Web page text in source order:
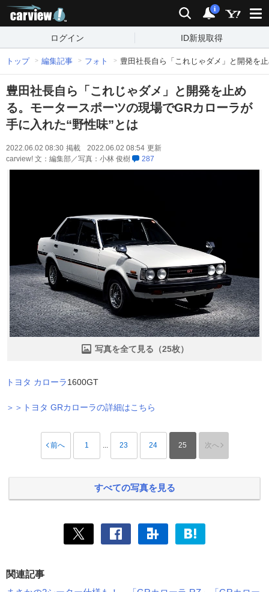
検索 通知
i
ログイン ID新規取得
トップ 編集記事 フォト 豊田社長自ら「これじゃダメ」と開発を
豊田社長自ら「これじゃダメ」と開発を止め
る。モータースポーツの現場でGRカローラが
手に入れた“野性味”とは
2022.06.02 08:30 掲載 2022.06.02 08:54 更新
carview! 文：編集部／写真：小林 俊樹
287
写真を全て見る（25枚）
トヨタ カローラ1600GT
＞＞トヨタ GRカローラの詳細はこちら
前へ 1 ... 23 24 25 次へ
すべての写真を見る
関連記事